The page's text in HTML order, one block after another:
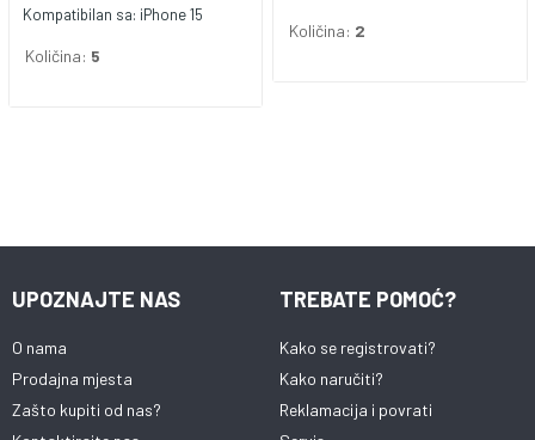
Kompatibilan sa: iPhone 15
Količina: 5
Količina: 2
UPOZNAJTE NAS
O nama
Prodajna mjesta
Zašto kupiti od nas?
TREBATE POMOĆ?
Kako se registrovati?
Kako naručiti?
Reklamacija i povrati